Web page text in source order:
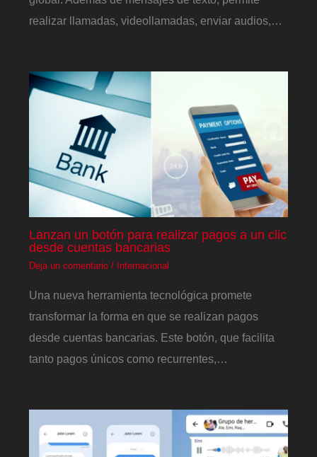
realizar llamadas, videollamadas, enviar audios,…
Lanzan un botón para realizar pagos a un clic
desde cuentas bancarias
Deja un comentario / Internacional
Una nueva herramienta tecnológica promete
transformar la forma en que se realizan pagos
desde cuentas bancarias. Este botón, que facilita
tanto pagos únicos como recurrentes,…